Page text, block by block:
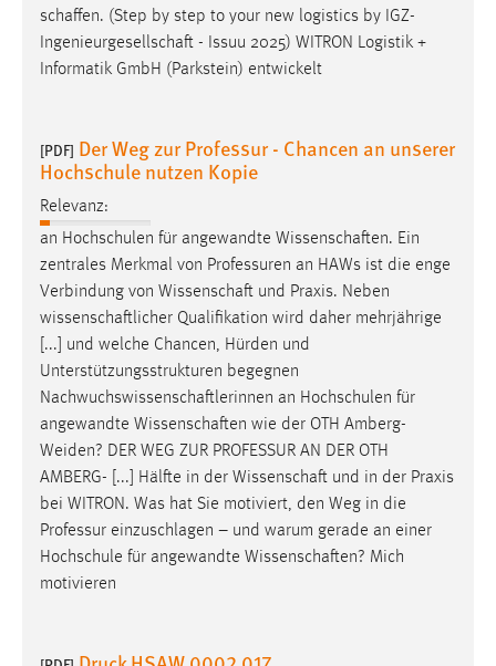
schaffen. (Step by step to your new logistics by IGZ-
Ingenieurgesellschaft - Issuu 2025) WITRON Logistik +
Informatik GmbH (Parkstein) entwickelt
[PDF] Der Weg zur Professur - Chancen an unserer
Hochschule nutzen Kopie
Relevanz:
an Hochschulen für angewandte Wissenschaften. Ein
zentrales Merkmal von Professuren an HAWs ist die enge
Verbindung von Wissenschaft und Praxis. Neben
wissenschaftlicher Qualifikation wird daher mehrjährige
[...] und welche Chancen, Hürden und
Unterstützungsstrukturen begegnen
Nachwuchswissenschaftlerinnen an Hochschulen für
angewandte Wissenschaften wie der OTH Amberg-
Weiden? DER WEG ZUR PROFESSUR AN DER OTH
AMBERG- [...] Hälfte in der Wissenschaft und in der Praxis
bei WITRON. Was hat Sie motiviert, den Weg in die
Professur einzuschlagen – und warum gerade an einer
Hochschule für angewandte Wissenschaften? Mich
motivieren
Matomo
Name:
Zweck:
Zugriffsstatistik
Cookie Laufzeit:
Max. 13 Monate
MARKETING
Marketing Cookies werden von Drittanbietern
verwendet, um personalisierte Werbung anzuzeigen.
hinweg verfolgen.
Google Ads
Name:
_gcl_au